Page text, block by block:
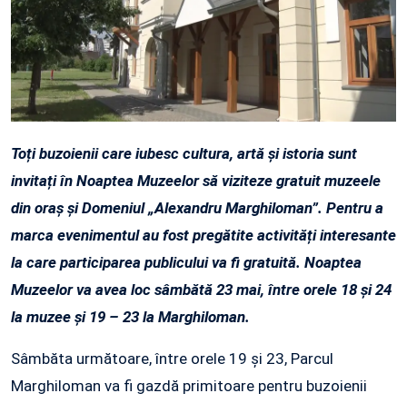
Toți buzoienii care iubesc cultura, artă și istoria sunt
invitați în Noaptea Muzeelor să viziteze gratuit muzeele
din oraș și Domeniul „Alexandru Marghiloman”. Pentru a
marca evenimentul au fost pregătite activități interesante
la care participarea publicului va fi gratuită. Noaptea
Muzeelor va avea loc sâmbătă 23 mai, între orele 18 și 24
la muzee și 19 – 23 la Marghiloman.
Sâmbăta următoare, între orele 19 și 23, Parcul
Marghiloman va fi gazdă primitoare pentru buzoienii